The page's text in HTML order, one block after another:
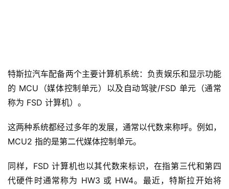
特斯拉汽车配备两个主要计算机系统：负责娱乐和显示功能
的 MCU（媒体控制单元）以及自动驾驶/FSD 单元（通常
称为 FSD 计算机）。
这两种系统都经过多年的发展，通常以代数来称呼。例如，
MCU2 指的是第二代媒体控制单元。
同样，FSD 计算机也以其代数来标识，在指第三代和第四
代硬件时通常称为 HW3 或 HW4。最近，特斯拉开始将